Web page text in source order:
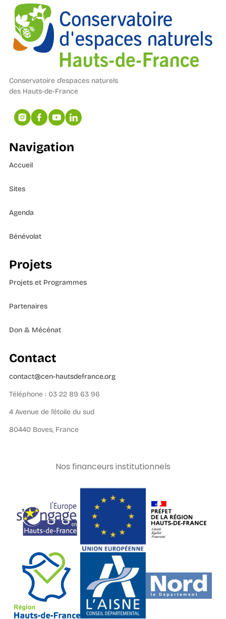
Conservatoire d’espaces naturels
des Hauts-de-France
Navigation
Accueil
Sites
Agenda
Bénévolat
Projets
Projets et Programmes
Partenaires
Don & Mécénat
Contact
contact@cen-hautsdefrance.org
Téléphone : 03 22 89 63 96
4 Avenue de l’étoile du sud
80440 Boves, France
Nos financeurs institutionnels